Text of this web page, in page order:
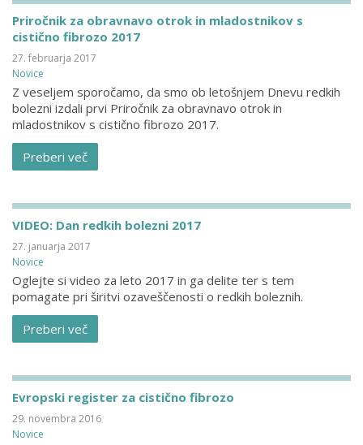
Priročnik za obravnavo otrok in mladostnikov s
cistično fibrozo 2017
27. februarja 2017
Novice
Z veseljem sporočamo, da smo ob letošnjem Dnevu redkih
bolezni izdali prvi Priročnik za obravnavo otrok in
mladostnikov s cistično fibrozo 2017.
Preberi več
VIDEO: Dan redkih bolezni 2017
27. januarja 2017
Novice
Oglejte si video za leto 2017 in ga delite ter s tem
pomagate pri širitvi ozaveščenosti o redkih boleznih.
Preberi več
Evropski register za cistično fibrozo
29. novembra 2016
Novice